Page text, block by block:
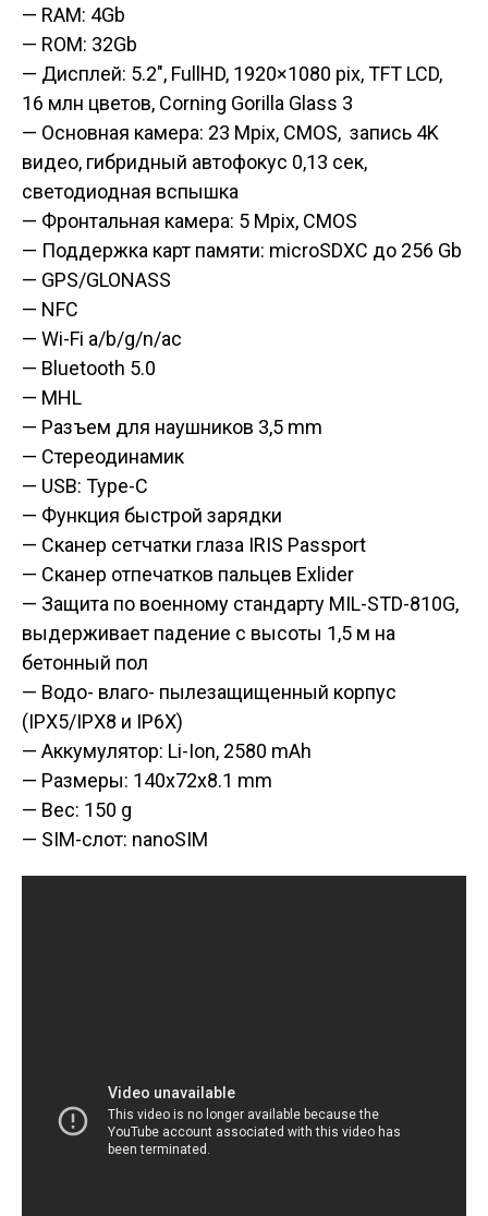
— RAM: 4Gb
— ROM: 32Gb
— Дисплей: 5.2″, FullHD, 1920×1080 pix, TFT LCD,
16 млн цветов, Corning Gorilla Glass 3
— Основная камера: 23 Mpix, CMOS, запись 4K
видео, гибридный автофокус 0,13 сек,
светодиодная вспышка
— Фронтальная камера: 5 Mpix, CMOS
— Поддержка карт памяти: microSDXC до 256 Gb
— GPS/GLONASS
— NFC
— Wi-Fi a/b/g/n/ac
— Bluetooth 5.0
— MHL
— Разъем для наушников 3,5 mm
— Стереодинамик
— USB: Type-C
— Функция быстрой зарядки
— Сканер сетчатки глаза IRIS Passport
— Сканер отпечатков пальцев Exlider
— Защита по военному стандарту MIL-STD-810G,
выдерживает падение с высоты 1,5 м на
бетонный пол
— Водо- влаго- пылезащищенный корпус
(IPX5/IPX8 и IP6X)
— Аккумулятор: Li-Ion, 2580 mAh
— Размеры: 140x72x8.1 mm
— Вес: 150 g
— SIM-слот: nanoSIM